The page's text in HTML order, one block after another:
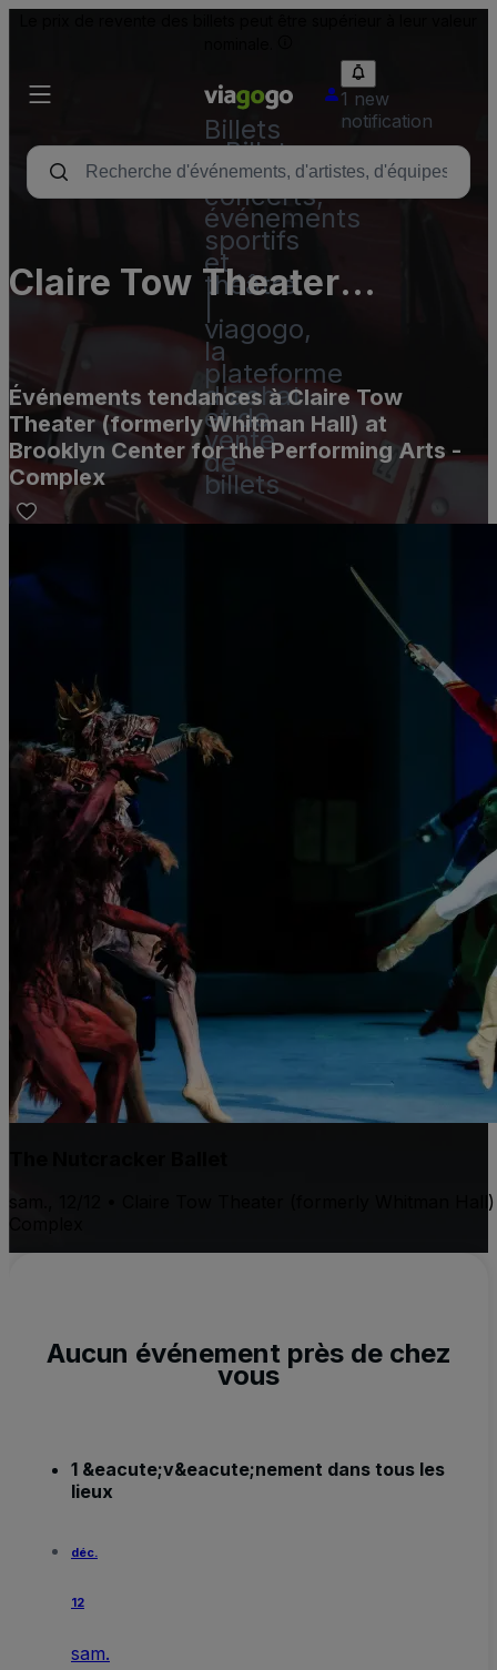
Billets
- Billet
pour
concerts,
événements
sportifs
et
théâtre
|
viagogo,
la
plateforme
d'achat
et de
vente
de
billets
1 new
notification
Claire Tow Theater
(formerly Whitman Hall) at
Brooklyn Center for the
Performing Arts - Complex
Événements tendances à Claire Tow
Theater (formerly Whitman Hall) at
Brooklyn Center for the Performing Arts -
Complex
sam., 12/12 • Claire Tow Theater (formerly Whitman
Aucun événement près de chez
vous
1 &eacute;v&eacute;nement dans tous les
lieux
déc.
12
sam.